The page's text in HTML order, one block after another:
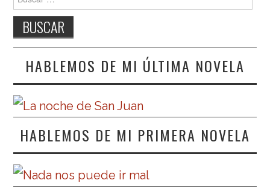
HABLEMOS DE MI ÚLTIMA NOVELA
HABLEMOS DE MI PRIMERA NOVELA